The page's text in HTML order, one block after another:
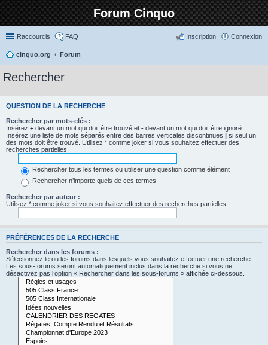
Forum Cinquo
Raccourcis FAQ Connexion
Inscription
cinquo.org Forum
Rechercher
QUESTION DE LA RECHERCHE
Rechercher par mots-clés :
Insérez + devant un mot qui doit être trouvé et - devant un mot qui doit être ignoré.
Insérez une liste de mots séparés entre des barres verticales discontinues | si seul un
des mots doit être trouvé. Utilisez * comme joker si vous souhaitez effectuer des
recherches partielles.
Rechercher tous les termes ou utiliser une question comme élément
Rechercher n’importe quels de ces termes
Rechercher par auteur :
Utilisez * comme joker si vous souhaitez effectuer des recherches partielles.
PRÉFÉRENCES DE LA RECHERCHE
Rechercher dans les forums :
Sélectionnez le ou les forums dans lesquels vous souhaitez effectuer une recherche.
Les sous-forums seront automatiquement inclus dans la recherche si vous ne
désactivez pas l’option « Rechercher dans les sous-forums » affichée ci-dessous.